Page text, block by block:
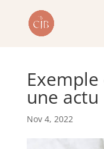
une actu
Nov 4, 2022